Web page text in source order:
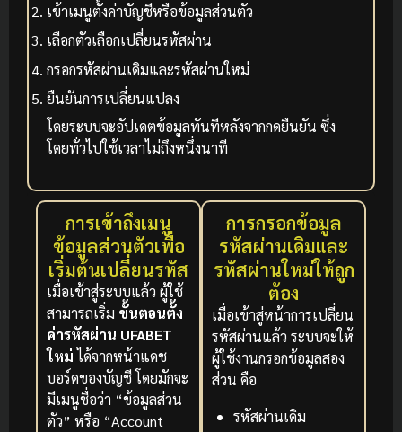
เข้าเมนูตั้งค่าบัญชีหรือข้อมูลส่วนตัว
เลือกตัวเลือกเปลี่ยนรหัสผ่าน
กรอกรหัสผ่านเดิมและรหัสผ่านใหม่
ยืนยันการเปลี่ยนแปลง
โดยระบบจะอัปเดตข้อมูลทันทีหลังจากกดยืนยัน ซึ่ง
โดยทั่วไปใช้เวลาไม่ถึงหนึ่งนาที
การเข้าถึงเมนู
ข้อมูลส่วนตัวเพื่อ
เริ่มต้นเปลี่ยนรหัส
เมื่อเข้าสู่ระบบแล้ว ผู้ใช้
สามารถเริ่ม ขั้นตอนตั้ง
ค่ารหัสผ่าน UFABET
ใหม่ได้จากหน้าแดช
บอร์ดของบัญชี โดยมักจะ
มีเมนูชื่อว่า “ข้อมูลส่วน
ตัว” หรือ “Account
การกรอกข้อมูล
รหัสผ่านเดิมและ
รหัสผ่านใหม่ให้ถูก
ต้อง
เมื่อเข้าสู่หน้าการเปลี่ยน
รหัสผ่านแล้ว ระบบจะให้
ผู้ใช้งานกรอกข้อมูลสอง
ส่วน คือ
รหัสผ่านเดิม